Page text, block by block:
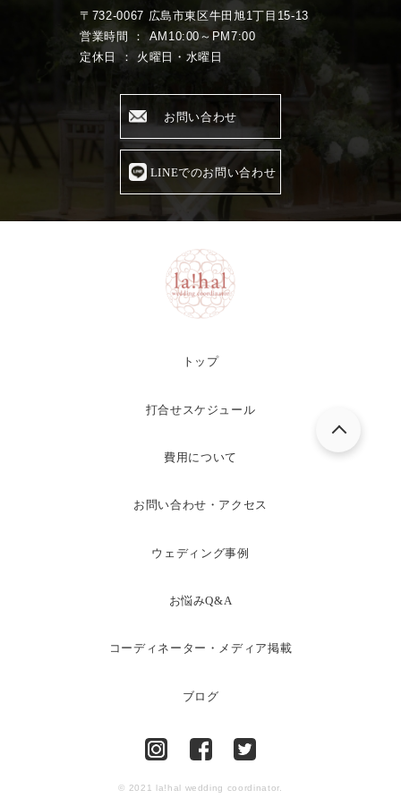
〒732-0067 広島市東区牛田旭1丁目15-13
営業時間 ： AM10:00～PM7:00
定休日 ： 火曜日・水曜日
お問い合わせ
LINEでのお問い合わせ
トップ
打合せスケジュール
費用について
お問い合わせ・アクセス
ウェディング事例
お悩みQ&A
コーディネーター・メディア掲載
ブログ
© 2021 la!hal wedding coordinator.